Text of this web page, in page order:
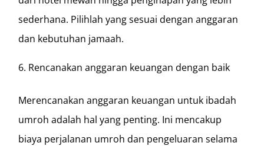
sederhana. Pilihlah yang sesuai dengan anggaran
dan kebutuhan jamaah.
Rencanakan anggaran keuangan dengan baik
Merencanakan anggaran keuangan untuk ibadah
umroh adalah hal yang penting. Ini mencakup
biaya perjalanan umroh dan pengeluaran selama